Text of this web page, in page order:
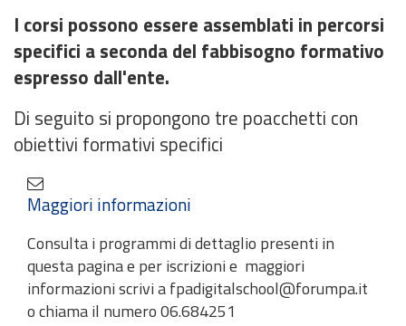
I corsi possono essere assemblati in percorsi
specifici a seconda del fabbisogno formativo
espresso dall'ente.
Di seguito si propongono tre poacchetti con
obiettivi formativi specifici
Maggiori informazioni
Consulta i programmi di dettaglio presenti in
questa pagina e per iscrizioni e maggiori
informazioni scrivi a fpadigitalschool@forumpa.it
o chiama il numero 06.684251